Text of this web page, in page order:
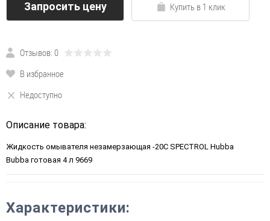
Запросить цену Купить в 1 клик
Отзывов: 0
В избранное
Недоступно
Описание товара:
Жидкость омывателя незамерзающая -20C SPECTROL Hubba
Bubba готовая 4 л 9669
Характеристики: